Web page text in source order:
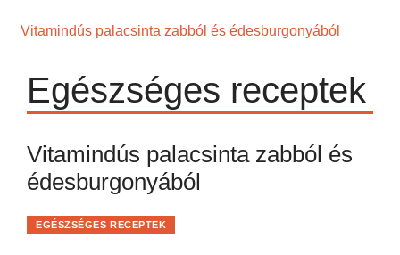
Vitamindús palacsinta zabból és édesburgonyából
Egészséges receptek
Vitamindús palacsinta zabból és
édesburgonyából
EGÉSZSÉGES RECEPTEK